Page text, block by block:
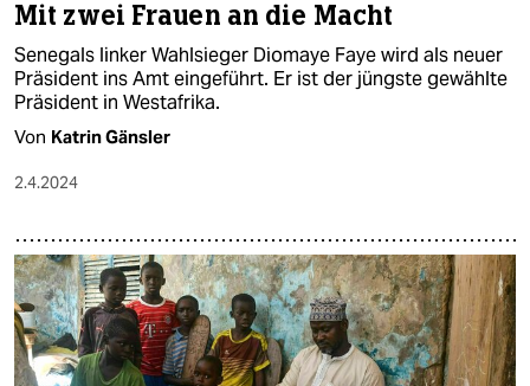
Mit zwei Frauen an die Macht
Senegals linker Wahlsieger Diomaye Faye wird als neuer
Präsident ins Amt eingeführt. Er ist der jüngste gewählte
Präsident in Westafrika.
Von Katrin Gänsler
2.4.2024